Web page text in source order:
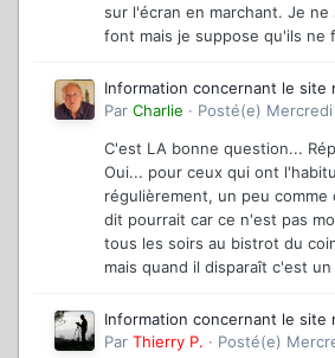
sur l'écran en marchant. Je ne
font mais je suppose qu'ils ne
Information concernant le site
Par Charlie · Posté(e) Mercredi
C'est LA bonne question...
Oui... pour ceux qui ont
régulièrement, un peu comme
dit pourrait car ce n'est pas
tous les soirs au bistrot du
mais quand il disparaît c'est
Information concernant le site
Par Thierry P. · Posté(e)